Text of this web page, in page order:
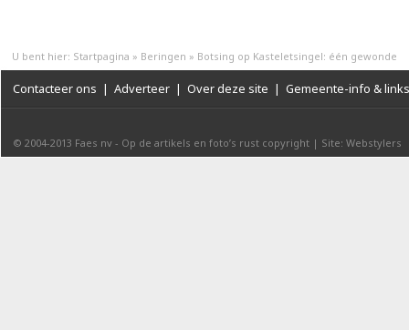
U bent hier: Startpagina » Beringen » Botsing op Kasteletsingel: één gewonde
Contacteer ons | Adverteer | Over deze site | Gemeente-info & links
© 2004-2013 Faes nv - Op de artikels en foto’s rust copyright | Site: Webstylers